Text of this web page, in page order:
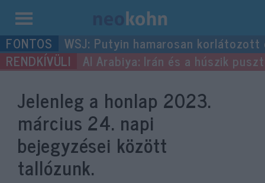
Kilépés
a
tartalomba
WSJ: Putyin hamarosan
Al Arabiya: Irán és a húszik
Jelenleg a honlap 2023.
március 24. napi
bejegyzései között
tallózunk.